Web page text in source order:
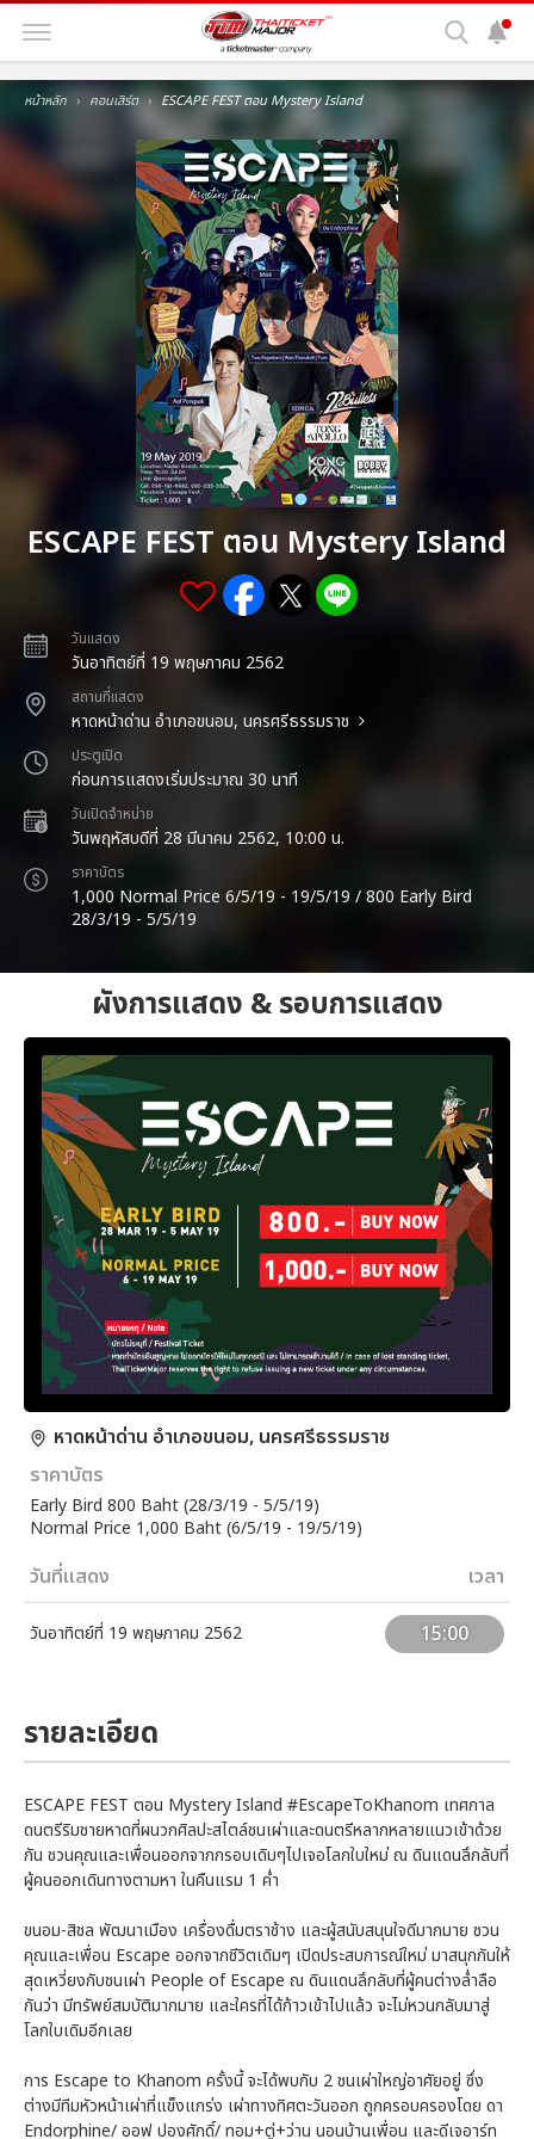
หน้าหลัก คอนเสิร์ต ESCAPE FEST ตอน Mystery Island
ESCAPE FEST ตอน Mystery Island
วันแสดง
วันอาทิตย์ที่ 19 พฤษภาคม 2562
สถานที่แสดง
หาดหน้าด่าน อำเภอขนอม, นครศรีธรรมราช
ประตูเปิด
ก่อนการแสดงเริ่มประมาณ 30 นาที
วันเปิดจำหน่าย
วันพฤหัสบดีที่ 28 มีนาคม 2562, 10:00 น.
ราคาบัตร
1,000 Normal Price 6/5/19 - 19/5/19 / 800 Early Bird
28/3/19 - 5/5/19
ผังการแสดง & รอบการแสดง
หาดหน้าด่าน อำเภอขนอม, นครศรีธรรมราช
ราคาบัตร
Early Bird 800 Baht (28/3/19 - 5/5/19)
Normal Price 1,000 Baht (6/5/19 - 19/5/19)
วันที่แสดง เวลา
วันอาทิตย์ที่ 19 พฤษภาคม 2562 15:00
รายละเอียด
ESCAPE FEST ตอน Mystery Island #EscapeToKhanom เทศกาล
ดนตรีริมชายหาดที่ผนวกศิลปะสไตล์ชนเผ่าและดนตรีหลากหลายแนวเข้าด้วย
กัน ชวนคุณและเพื่อนออกจากกรอบเดิมๆไปเจอโลกใบใหม่ ณ ดินแดนลึกลับที่
ผู้คนออกเดินทางตามหา ในคืนแรม 1 ค่ำ
ขนอม-สิชล พัฒนาเมือง เครื่องดื่มตราช้าง และผู้สนับสนุนใจดีมากมาย ชวน
คุณและเพื่อน Escape ออกจากชีวิตเดิมๆ เปิดประสบการณ์ใหม่ มาสนุกกันให้
สุดเหวี่ยงกับชนเผ่า People of Escape ณ ดินแดนลึกลับที่ผู้คนต่างล่ำลือ
กันว่า มีทรัพย์สมบัติมากมาย และใครที่ได้ก้าวเข้าไปแล้ว จะไม่หวนกลับมาสู่
โลกใบเดิมอีกเลย
การ Escape to Khanom ครั้งนี้ จะได้พบกับ 2 ชนเผ่าใหญ่อาศัยอยู่ ซึ่ง
ต่างมีทีมหัวหน้าเผ่าที่แข็งแกร่ง เผ่าทางทิศตะวันออก ถูกครอบครองโดย ดา
Endorphine/ ออฟ ปองศักดิ์/ ทอม+ตู่+ว่าน นอนบ้านเพื่อน และดีเจอาร์ท